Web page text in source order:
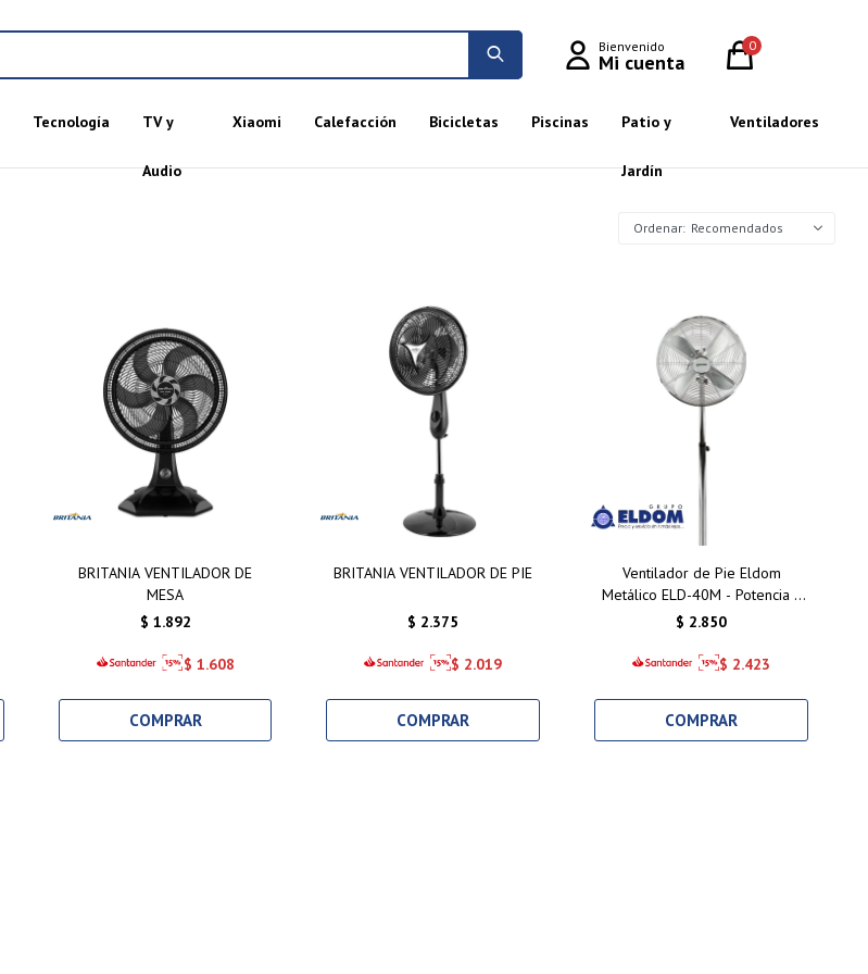
Tecnología TV y
Audio
Xiaomi Calefacción Bicicletas Piscinas Patio y
Jardín
Ventiladores
0
Recomendados
BRITANIA VENTILADOR DE
MESA
$ 1.892
$ 1.608
BRITANIA VENTILADOR DE PIE
$ 2.375
$ 2.019
Ventilador de Pie Eldom
Metálico ELD-40M - Potencia y
Frescura para tu Hogar
$ 2.850
$ 2.423